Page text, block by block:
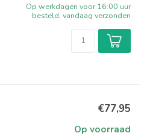
Op werkdagen voor 16:00 uur
besteld, vandaag verzonden
€77,95
Op voorraad